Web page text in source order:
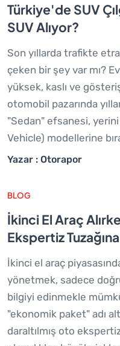
Türkiye'de SUV
SUV Alıyor?
Son yıllarda trafikte
çeken bir şey var mı?
yüksek, kaslı ve
otomobil pazarında
"Sedan" efsanesi,
Vehicle) modellerine
Yazar : Otorapor
BLOG
İkinci El Araç
Ekspertiz
İkinci el araç
yönetmek, sadece
bilgiyi edinmekle
"ekonomik paket" adı
daraltılmış oto